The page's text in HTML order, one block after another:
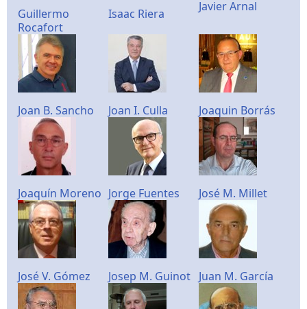
Guillermo
Rocafort
Isaac Riera Javier Arnal
Joan B. Sancho Joan I. Culla Joaquin Borrás
Joaquín Moreno Jorge Fuentes José M. Millet
José V. Gómez Josep M. Guinot Juan M. García